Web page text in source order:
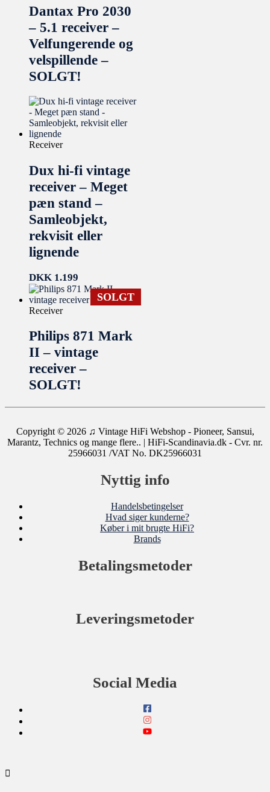
Dantax Pro 2030
– 5.1 receiver –
Velfungerende og
velspillende –
SOLGT!
Receiver
Dux hi-fi vintage
receiver – Meget
pæn stand –
Samleobjekt,
rekvisit eller
lignende
DKK 1.199
SOLGT
Receiver
Philips 871 Mark
II – vintage
receiver –
SOLGT!
Copyright © 2026 ♫ Vintage HiFi Webshop - Pioneer, Sansui,
Marantz, Technics og mange flere.. | HiFi-Scandinavia.dk - Cvr. nr.
25966031 /VAT No. DK25966031
Nyttig info
Handelsbetingelser
Hvad siger kunderne?
Køber i mit brugte HiFi?
Brands
Betalingsmetoder
Leveringsmetoder
Social Media